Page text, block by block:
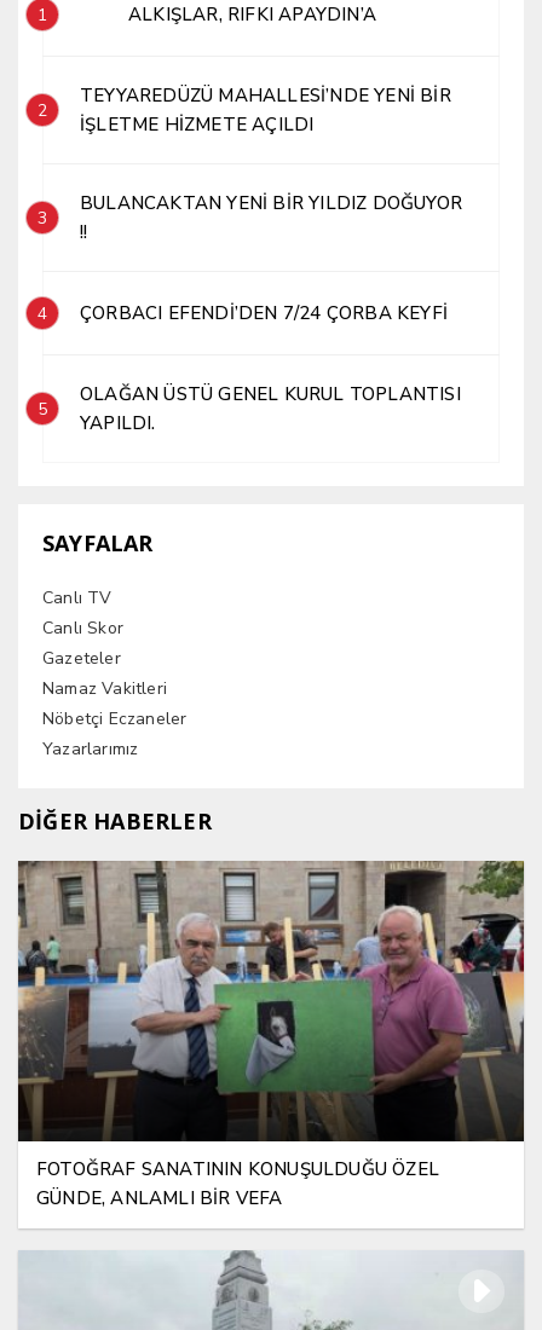
1 ALKIŞLAR, RIFKI APAYDIN’A
2
TEYYAREDÜZÜ MAHALLESİ’NDE YENİ BİR
İŞLETME HİZMETE AÇILDI
3
BULANCAKTAN YENİ BİR YILDIZ DOĞUYOR
!!
4 ÇORBACI EFENDİ’DEN 7/24 ÇORBA KEYFİ
5
OLAĞAN ÜSTÜ GENEL KURUL TOPLANTISI
YAPILDI.
SAYFALAR
Canlı TV
Canlı Skor
Gazeteler
Namaz Vakitleri
Nöbetçi Eczaneler
Yazarlarımız
DİĞER HABERLER
FOTOĞRAF SANATININ KONUŞULDUĞU ÖZEL
GÜNDE, ANLAMLI BİR VEFA